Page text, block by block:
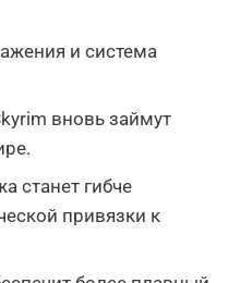
и система
вновь займут
станет гибче
привязки к